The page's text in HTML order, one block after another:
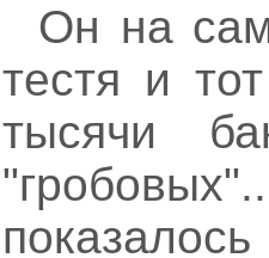
Он на
тестя и
тысячи